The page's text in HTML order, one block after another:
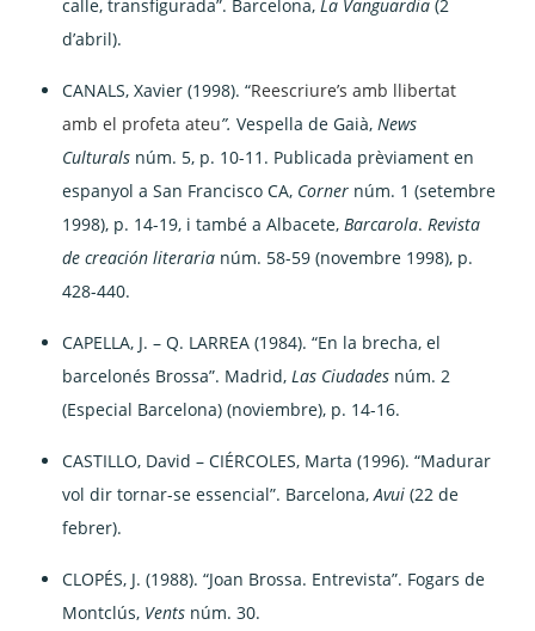
calle, transfigurada”. Barcelona,La Vanguardia (2
d’abril).
CANALS, Xavier (1998). “Reescriure’s amb llibertat
amb el profeta ateu”.Vespella de Gaià, News
Culturals núm. 5, p. 10-11. Publicada prèviament en
espanyol a San Francisco CA, Corner núm. 1 (setembre
1998), p. 14-19, i també a Albacete,Barcarola.Revista
de creación literaria núm. 58-59 (novembre 1998), p.
428-440.
CAPELLA, J. – Q. LARREA (1984). “En la brecha, el
barcelonés Brossa”. Madrid,Las Ciudades núm. 2
(Especial Barcelona) (noviembre), p. 14-16.
CASTILLO, David – CIÉRCOLES, Marta (1996). “Madurar
vol dir tornar-se essencial”. Barcelona,Avui(22 de
febrer).
CLOPÉS, J. (1988). “Joan Brossa. Entrevista”. Fogars de
Montclús, Vents núm. 30.